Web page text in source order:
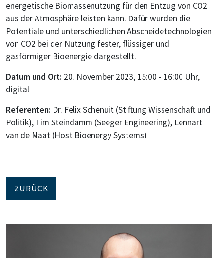
energetische Biomassenutzung für den Entzug von CO2
aus der Atmosphäre leisten kann. Dafür wurden die
Potentiale und unterschiedlichen Abscheidetechnologien
von CO2 bei der Nutzung fester, flüssiger und
gasförmiger Bioenergie dargestellt.
Datum und Ort: 20. November 2023, 15:00 - 16:00 Uhr,
digital
Referenten: Dr. Felix Schenuit (Stiftung Wissenschaft und
Politik), Tim Steindamm (Seeger Engineering), Lennart
van de Maat (Host Bioenergy Systems)
ZURÜCK